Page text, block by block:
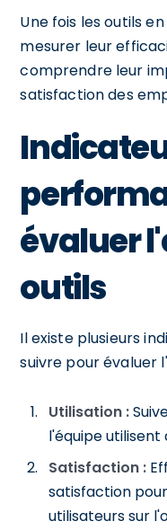
Une fois les outils
mesurer leur
comprendre leur
satisfaction des
évaluer
outils
Il existe plusieurs
suivre pour évaluer
Utilisation :
l'équipe
Satisfaction :
satisfaction
utilisateurs sur